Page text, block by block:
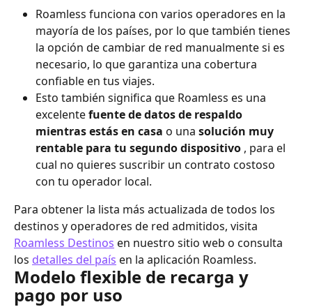
Roamless funciona con varios operadores en la
mayoría de los países, por lo que también tienes
la opción de cambiar de red manualmente si es
necesario, lo que garantiza una cobertura
confiable en tus viajes.
Esto también significa que Roamless es una
excelente fuente de datos de respaldo
mientras estás en casa o una solución muy
rentable para tu segundo dispositivo , para el
cual no quieres suscribir un contrato costoso
con tu operador local.
Para obtener la lista más actualizada de todos los
destinos y operadores de red admitidos, visita
Roamless Destinos en nuestro sitio web o consulta
los detalles del país en la aplicación Roamless.
Modelo flexible de recarga y
pago por uso